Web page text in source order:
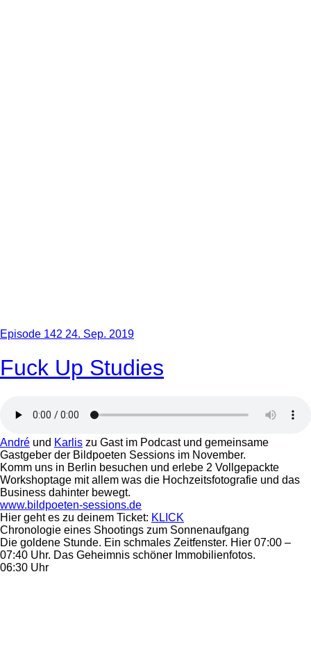
Episode 142 24. Sep. 2019
Fuck Up Studies
André und Karlis zu Gast im Podcast und gemeinsame
Gastgeber der Bildpoeten Sessions im November.
Komm uns in Berlin besuchen und erlebe 2 Vollgepackte
Workshoptage mit allem was die Hochzeitsfotografie und das
Business dahinter bewegt.
www.bildpoeten-sessions.de
Hier geht es zu deinem Ticket: KLICK
Chronologie eines Shootings zum Sonnenaufgang
Die goldene Stunde. Ein schmales Zeitfenster. Hier 07:00 –
07:40 Uhr. Das Geheimnis schöner Immobilienfotos.
06:30 Uhr